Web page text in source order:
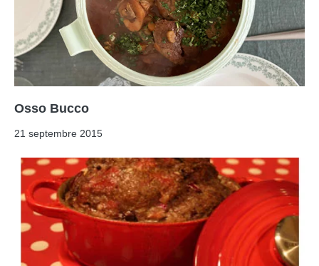
Osso Bucco
21 septembre 2015